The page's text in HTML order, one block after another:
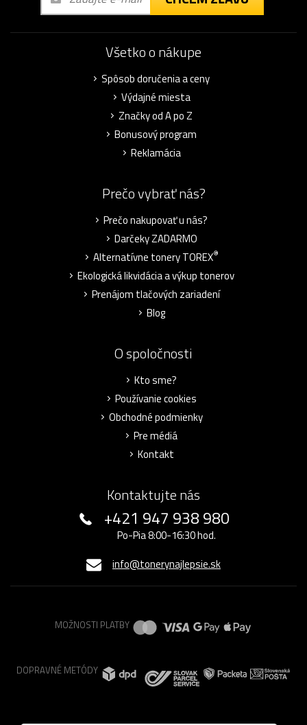
Všetko o nákupe
Spôsob doručenia a ceny
Výdajné miesta
Značky od A po Z
Bonusový program
Reklamácia
Prečo vybrať nás?
Prečo nakupovať u nás?
Darčeky ZADARMO
Alternatívne tonery TOREX®
Ekologická likvidácia a výkup tonerov
Prenájom tlačových zariadení
Blog
O spoločnosti
Kto sme?
Používanie cookies
Obchodné podmienky
Pre médiá
Kontakt
Kontaktujte nás
+421 947 938 980
Po-Pia 8:00-16:30 hod.
info@tonerynajlepsie.sk
MOŽNOSTI PLATBY
DOPRAVNÉ METÓDY